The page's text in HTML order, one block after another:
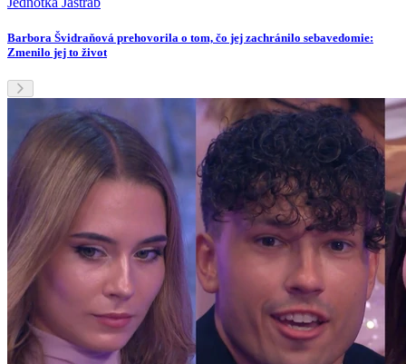
Barbora Švidraňová prehovorila o tom, čo jej zachránilo sebavedomie:
Zmenilo jej to život